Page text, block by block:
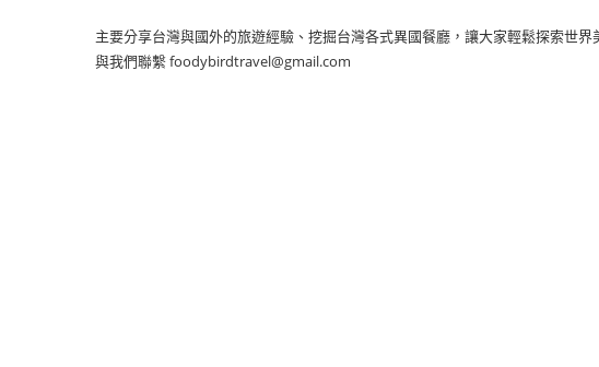
主要分享台灣與國外的旅遊經驗、挖掘台灣各式異國餐廳，讓大家輕鬆探索世界
與我們聯繫 foodybirdtravel@gmail.com